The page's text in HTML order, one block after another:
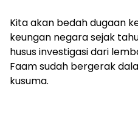
Kita akan bedah dugaan
keungan negara sejak
husus investigasi dari
Faam sudah bergerak
kusuma.